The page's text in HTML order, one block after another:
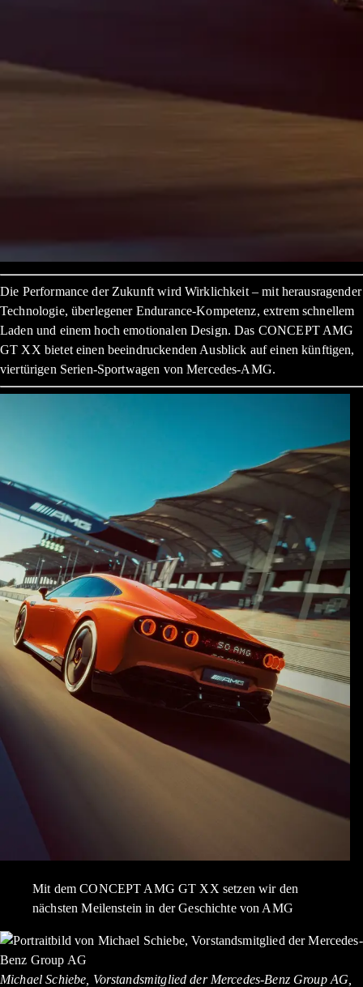
Die Performance der Zukunft wird Wirklichkeit – mit herausragender
Technologie, überlegener Endurance-Kompetenz, extrem schnellem
Laden und einem hoch emotionalen Design. Das CONCEPT AMG
GT XX bietet einen beeindruckenden Ausblick auf einen künftigen,
viertürigen Serien-Sportwagen von Mercedes-AMG.
Mit dem CONCEPT AMG GT XX setzen wir den
nächsten Meilenstein in der Geschichte von AMG
Michael Schiebe, Vorstandsmitglied der Mercedes-Benz Group AG,